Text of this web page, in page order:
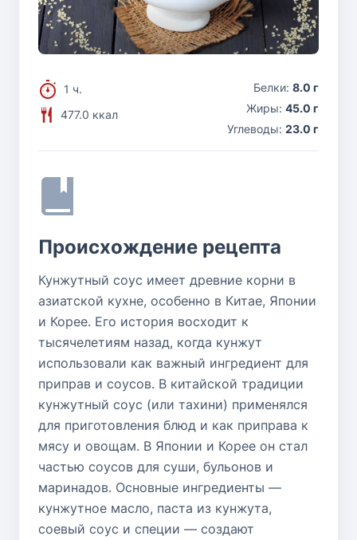
1 ч.
477.0 ккал
Белки: 8.0 г
Жиры: 45.0 г
Углеводы: 23.0 г
Происхождение рецепта
Кунжутный соус имеет древние корни в
азиатской кухне, особенно в Китае, Японии
и Корее. Его история восходит к
тысячелетиям назад, когда кунжут
использовали как важный ингредиент для
приправ и соусов. В китайской традиции
кунжутный соус (или тахини) применялся
для приготовления блюд и как приправа к
мясу и овощам. В Японии и Корее он стал
частью соусов для суши, бульонов и
маринадов. Основные ингредиенты —
кунжутное масло, паста из кунжута,
соевый соус и специи — создают